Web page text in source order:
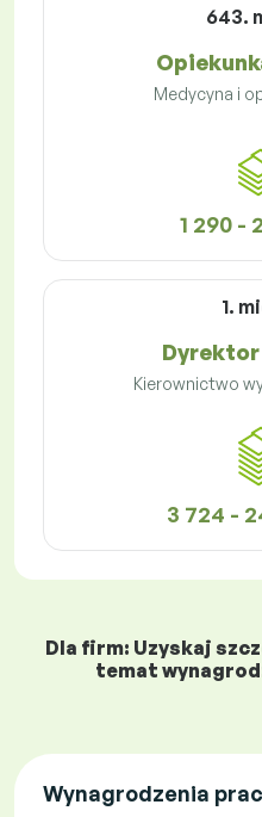
643.
Medycyna i
1 290 -
1.
Kierownictwo
3 724 -
Dla firm: Uzyskaj
temat
Wynagrodzenia